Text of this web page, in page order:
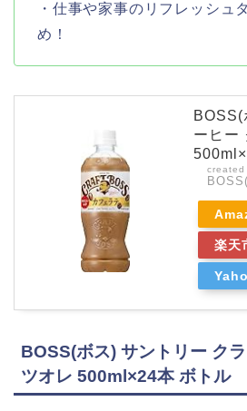
・仕事や家事のリフレッシュ
め！
BOSS(
ーヒー
created
楽天
BOSS(ボス) サントリー ク
ツオレ 500ml×24本 ボトル